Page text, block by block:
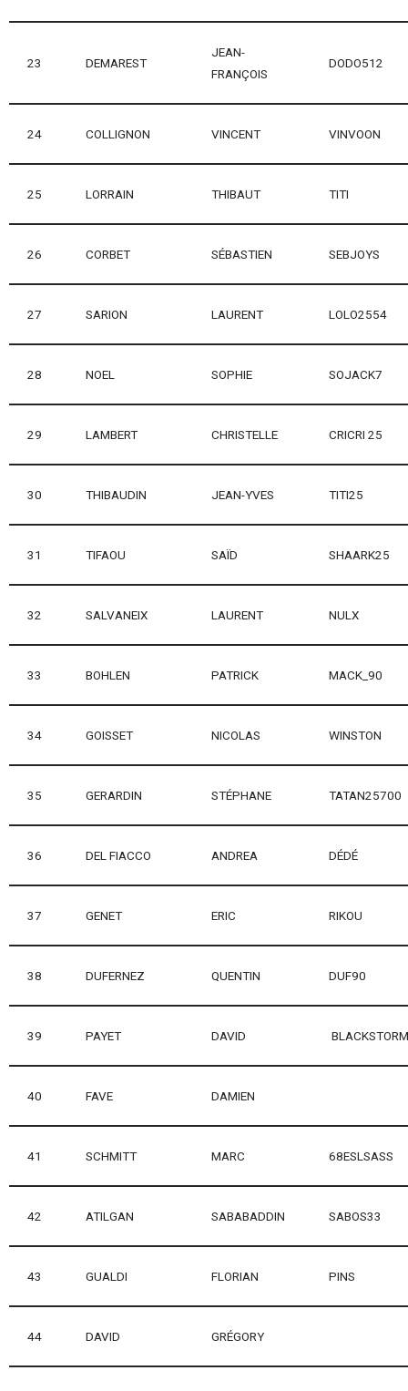
23 DEMAREST
JEAN-
FRANÇOIS
DODO512
24 COLLIGNON VINCENT VINVOON
25 LORRAIN THIBAUT TITI
26 CORBET SÉBASTIEN SEBJOYS
27 SARION LAURENT LOLO2554
28 NOEL SOPHIE SOJACK7
29 LAMBERT CHRISTELLE CRICRI 25
30 THIBAUDIN JEAN-YVES TITI25
31 TIFAOU SAÏD SHAARK25
32 SALVANEIX LAURENT NULX
33 BOHLEN PATRICK MACK_90
34 GOISSET NICOLAS WINSTON
35 GERARDIN STÉPHANE TATAN25700
36 DEL FIACCO ANDREA DÉDÉ
37 GENET ERIC RIKOU
38 DUFERNEZ QUENTIN DUF90
39 PAYET DAVID BLACKSTORM
40 FAVE DAMIEN
41 SCHMITT MARC 68ESLSASS
42 ATILGAN SABABADDIN SABOS33
43 GUALDI FLORIAN PINS
44 DAVID GRÉGORY